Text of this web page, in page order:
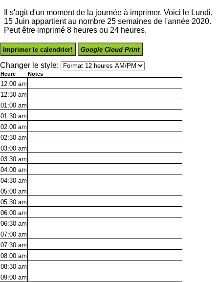
Il s'agit d'un moment de la journée à imprimer. Voici le Lundi,
15 Juin appartient au nombre 25 semaines de l'année 2020.
Peut être imprimé 8 heures ou 24 heures.
Imprimer le calendrier! Google Cloud Print
Changer le style:
Heure Notes
12:00 am
12:30 am
01:00 am
01:30 am
02:00 am
02:30 am
03:00 am
03:30 am
04:00 am
04:30 am
05:00 am
05:30 am
06:00 am
06:30 am
07:00 am
07:30 am
08:00 am
08:30 am
09:00 am